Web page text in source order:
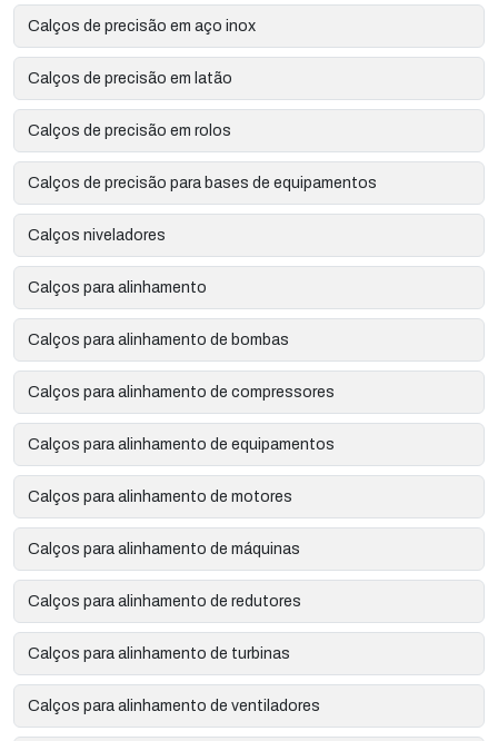
Calços de precisão em aço inox
Calços de precisão em latão
Calços de precisão em rolos
Calços de precisão para bases de equipamentos
Calços niveladores
Calços para alinhamento
Calços para alinhamento de bombas
Calços para alinhamento de compressores
Calços para alinhamento de equipamentos
Calços para alinhamento de motores
Calços para alinhamento de máquinas
Calços para alinhamento de redutores
Calços para alinhamento de turbinas
Calços para alinhamento de ventiladores